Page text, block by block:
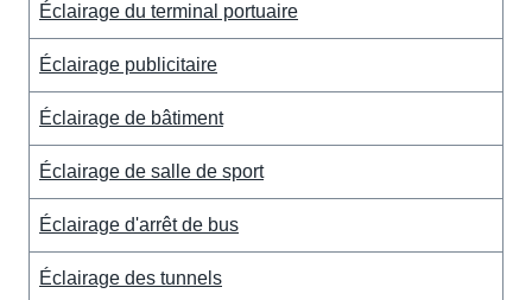
Éclairage du terminal portuaire
Éclairage publicitaire
Éclairage de bâtiment
Éclairage de salle de sport
Éclairage d'arrêt de bus
Éclairage des tunnels